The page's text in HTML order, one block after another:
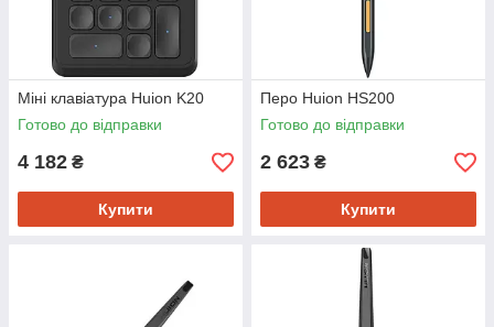
Міні клавіатура Huion K20
Готово до відправки
4 182 ₴
Купити
Перо Huion HS200
Готово до відправки
2 623 ₴
Купити